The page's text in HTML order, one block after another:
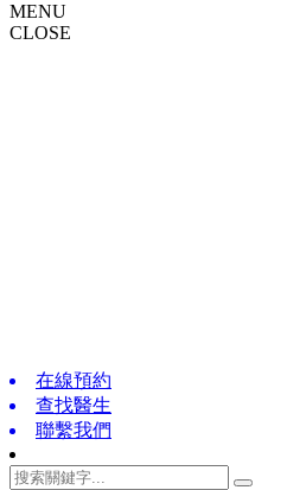
MENU
CLOSE
在線預約
查找醫生
聯繫我們